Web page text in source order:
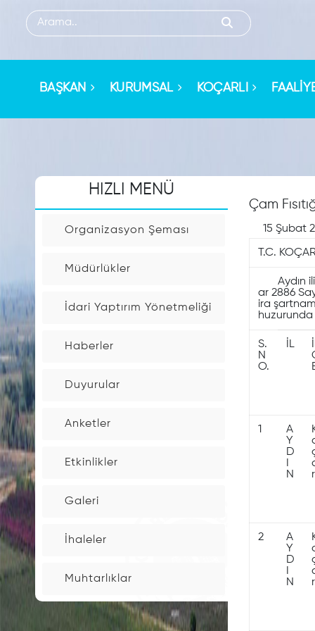
MENU
Elektronik
BAŞKAN KURUMSAL KOÇARLI
HIZLI MENÜ
Organizasyon Şeması
Müdürlükler
İdari Yaptırım Yönetmeliği
Haberler
Duyurular
Anketler
Etkinlikler
Galeri
İhaleler
Muhtarlıklar
Çam
15 Şubat
T.C.
Aydın ili,
ar 2886
ira
huzurunda
S.
N
O.
İL
1
A
Y
D
N
2
A
Y
D
N